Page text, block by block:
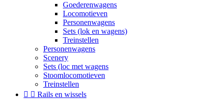
Goederenwagens
Locomotieven
Personenwagens
Sets (lok en wagens)
Treinstellen
Personenwagens
Scenery
Sets (loc met wagens
Stoomlocomotieven
Treinstellen
  Rails en wissels